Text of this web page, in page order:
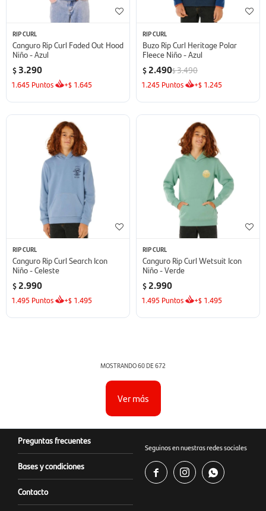
RIP CURL
Canguro Rip Curl Faded Out Hood
Niño - Azul
$ 3.290
1.645 Puntos +$ 1.645
RIP CURL
Buzo Rip Curl Heritage Polar
Fleece Niño - Azul
$ 2.490$3.490
1.245 Puntos +$ 1.245
RIP CURL
Canguro Rip Curl Search Icon
Niño - Celeste
$ 2.990
1.495 Puntos +$ 1.495
RIP CURL
Canguro Rip Curl Wetsuit Icon
Niño - Verde
$ 2.990
1.495 Puntos +$ 1.495
MOSTRANDO60DE672
Ver más
Preguntas frecuentes
Bases y condiciones
Contacto
Seguinos en nuestras redes sociales
  